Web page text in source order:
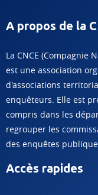
A propos de la
La CNCE (Compagnie
est une association
d'associations
enquêteurs. Elle est
compris dans les
regrouper les
des enquêtes
Accès rapides